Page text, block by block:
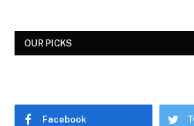
OUR PICKS
Facebook